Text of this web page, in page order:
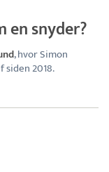
en snyder?
, hvor Simon
2018.